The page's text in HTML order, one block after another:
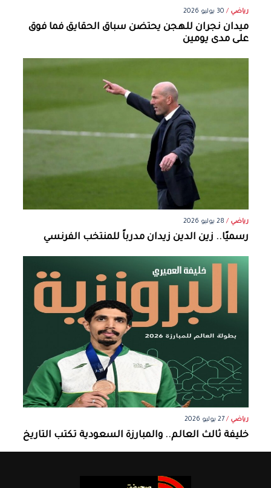
رياضي / 30 يوليو 2026
ميدان نجران للهجن يحتضن سباق الحقايق فما فوق
على مدى يومين
رياضي / 28 يوليو 2026
رسميًا.. زين الدين زيدان مدرباً للمنتخب الفرنسي
رياضي /27 يوليو 2026
خليفة ثالث العالم.. والمبارزة السعودية تكتب التاريخ